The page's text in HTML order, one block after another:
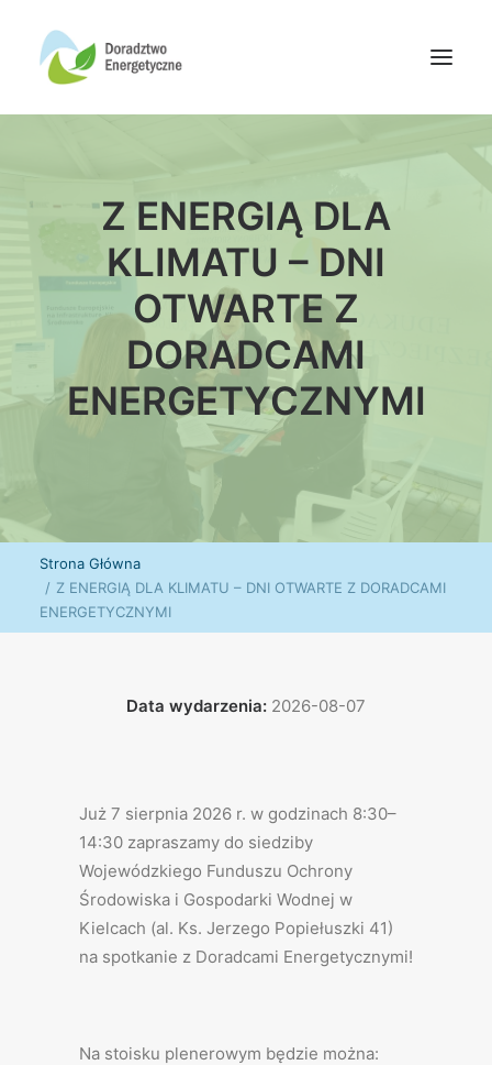
Aktualności
Wydarzenia
Oferta finansowania
Kontakt
Z ENERGIĄ DLA
KLIMATU – DNI
OTWARTE Z
DORADCAMI
ENERGETYCZNYMI
Strona Główna
Z ENERGIĄ DLA KLIMATU – DNI OTWARTE Z DORADCAMI
ENERGETYCZNYMI
Data wydarzenia: 2026-08-07
Już 7 sierpnia 2026 r. w godzinach 8:30–
14:30 zapraszamy do siedziby
Wojewódzkiego Funduszu Ochrony
Środowiska i Gospodarki Wodnej w
Kielcach (al. Ks. Jerzego Popiełuszki 41)
na spotkanie z Doradcami Energetycznymi!
Na stoisku plenerowym będzie można: